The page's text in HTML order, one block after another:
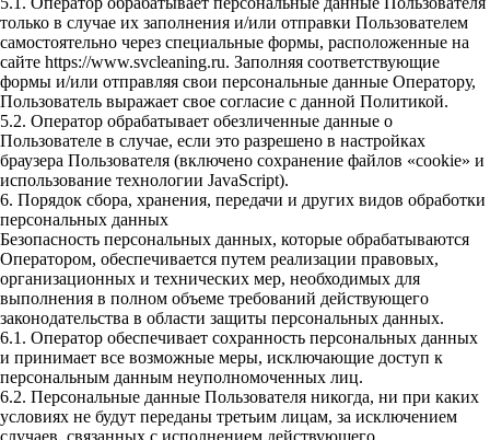
только в случае их заполнения и/или отправки Пользователем
самостоятельно через специальные формы, расположенные на
сайте https://www.svcleaning.ru. Заполняя соответствующие
формы и/или отправляя свои персональные данные Оператору,
Пользователь выражает свое согласие с данной Политикой.
5.2. Оператор обрабатывает обезличенные данные о
Пользователе в случае, если это разрешено в настройках
браузера Пользователя (включено сохранение файлов «cookie» и
использование технологии JavaScript).
6. Порядок сбора, хранения, передачи и других видов обработки
персональных данных
Безопасность персональных данных, которые обрабатываются
Оператором, обеспечивается путем реализации правовых,
организационных и технических мер, необходимых для
выполнения в полном объеме требований действующего
законодательства в области защиты персональных данных.
6.1. Оператор обеспечивает сохранность персональных данных
и принимает все возможные меры, исключающие доступ к
персональным данным неуполномоченных лиц.
6.2. Персональные данные Пользователя никогда, ни при каких
условиях не будут переданы третьим лицам, за исключением
случаев, связанных с исполнением действующего